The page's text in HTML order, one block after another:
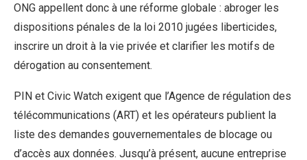
ONG appellent donc à une réforme globale : abroger les
dispositions pénales de la loi 2010 jugées liberticides,
inscrire un droit à la vie privée et clarifier les motifs de
dérogation au consentement.
PIN et Civic Watch exigent que l’Agence de régulation des
télécommunications (ART) et les opérateurs publient la
liste des demandes gouvernementales de blocage ou
d’accès aux données. Jusqu’à présent, aucune entreprise